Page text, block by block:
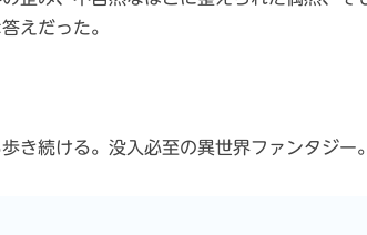
えだった。
き続ける。没入必至の異世界ファンタジー。